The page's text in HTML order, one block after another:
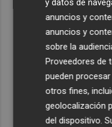
y datos de
anuncios y
anuncios y
sobre la
Proveedores de
pueden
otros fines,
geolocalización
del dispositivo.